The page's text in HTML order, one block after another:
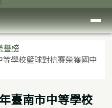
譽榜
學校籃球對抗賽榮獲國中
臺南市中等學校